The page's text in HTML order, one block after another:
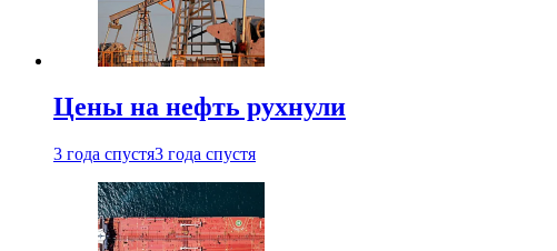
Цены на нефть рухнули
3 года спустя3 года спустя